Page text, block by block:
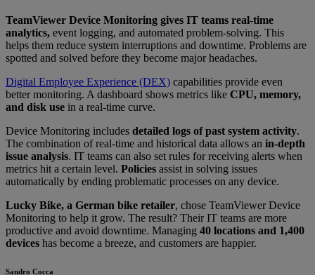
TeamViewer Device Monitoring gives IT teams real-time
analytics, event logging, and automated problem-solving. This
helps them reduce system interruptions and downtime. Problems are
spotted and solved before they become major headaches.
Digital Employee Experience (DEX) capabilities provide even
better monitoring. A dashboard shows metrics like CPU, memory,
and disk use in a real-time curve.
Device Monitoring includes detailed logs of past system activity.
The combination of real-time and historical data allows an in-depth
issue analysis. IT teams can also set rules for receiving alerts when
metrics hit a certain level. Policies assist in solving issues
automatically by ending problematic processes on any device.
Lucky Bike, a German bike retailer, chose TeamViewer Device
Monitoring to help it grow. The result? Their IT teams are more
productive and avoid downtime. Managing 40 locations and 1,400
devices has become a breeze, and customers are happier.
Sandro Cocca